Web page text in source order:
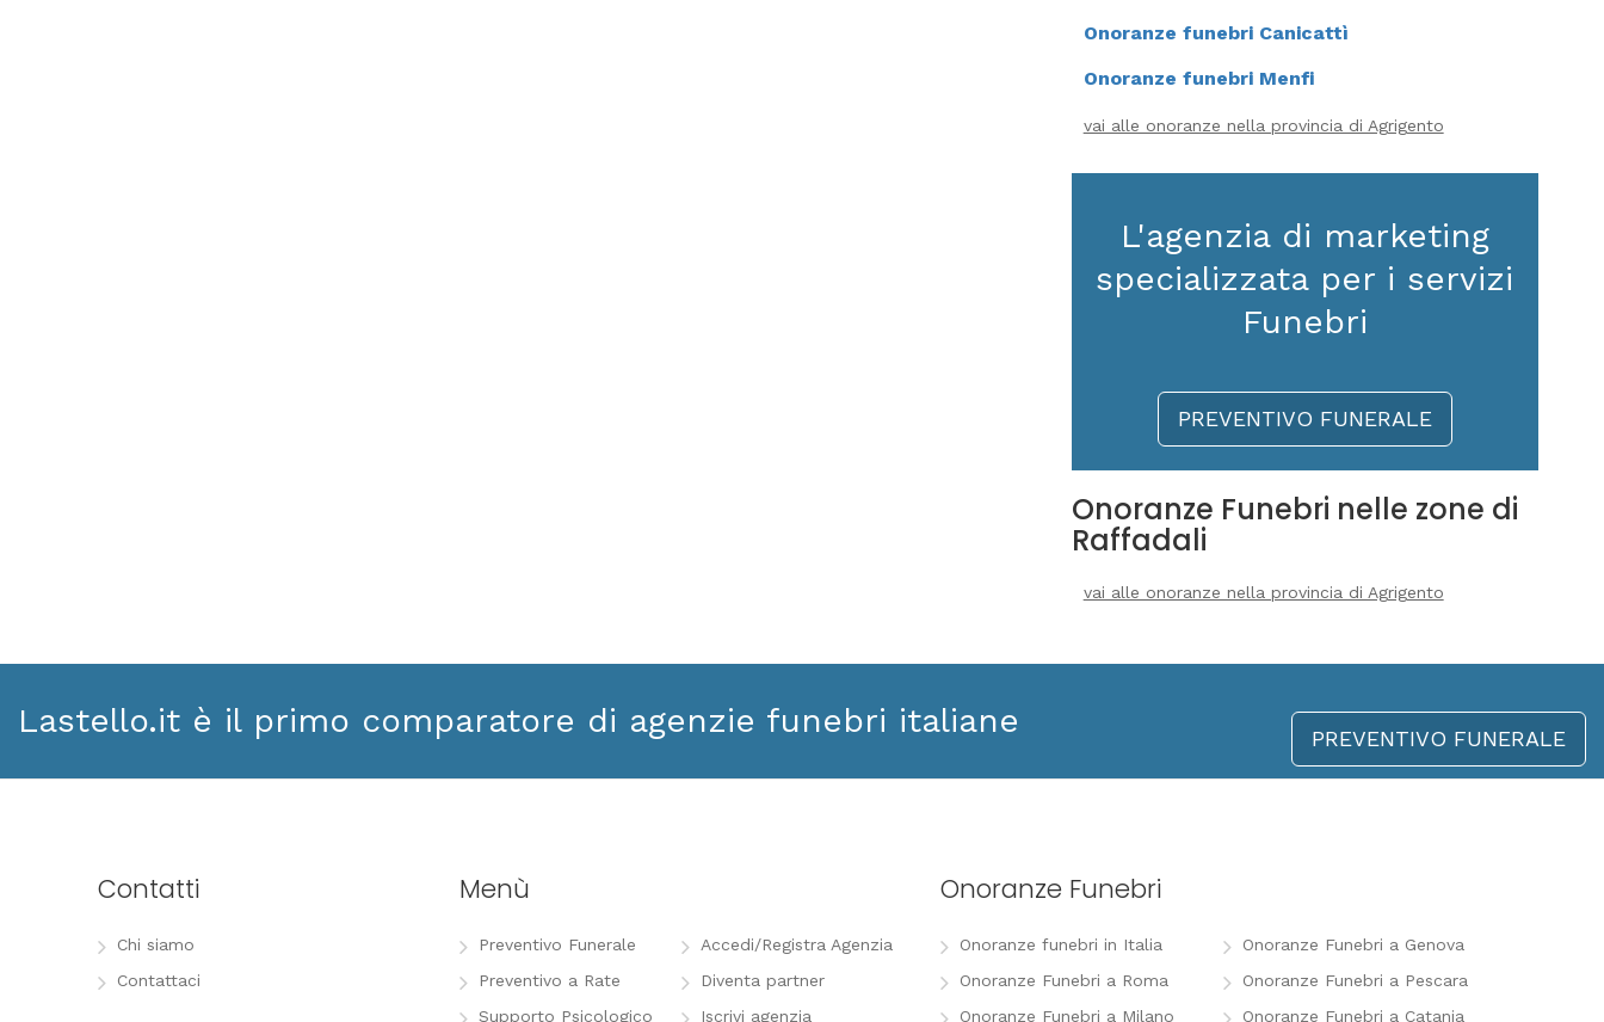
Onoranze funebri Canicattì
Onoranze funebri Menfi
vai alle onoranze nella provincia di Agrigento
L'agenzia di marketing
specializzata per i servizi
Funebri
PREVENTIVO FUNERALE
Onoranze Funebri nelle zone di
Raffadali
vai alle onoranze nella provincia di Agrigento
Lastello.it è il primo comparatore di agenzie funebri italiane PREVENTIVO FUNERALE
Contatti
Chi siamo
Contattaci
Menù
Preventivo Funerale
Preventivo a Rate
Supporto Psicologico
Accedi/Registra Agenzia
Diventa partner
Iscrivi agenzia
Onoranze Funebri
Onoranze funebri in Italia
Onoranze Funebri a Roma
Onoranze Funebri a Milano
Onoranze Funebri a Genova
Onoranze Funebri a Pescara
Onoranze Funebri a Catania